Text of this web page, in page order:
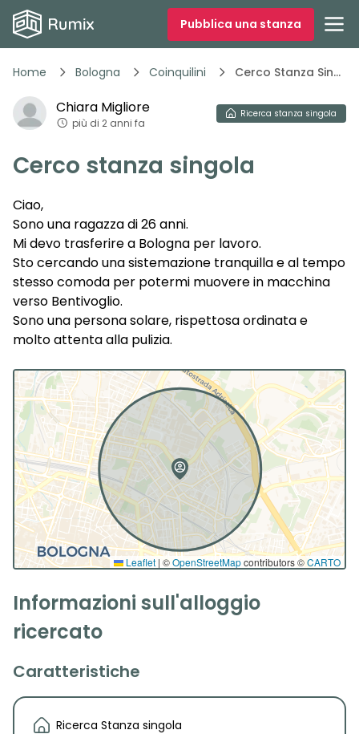
Pubblica una stanza
Home Bologna Coinquilini Cerco Stanza Singola 6mnq9
Chiara Migliore
più di 2 anni fa
Ricerca stanza singola
Cerco stanza singola
Ciao,
Sono una ragazza di 26 anni.
Mi devo trasferire a Bologna per lavoro.
Sto cercando una sistemazione tranquilla e al tempo
stesso comoda per potermi muovere in macchina
verso Bentivoglio.
Sono una persona solare, rispettosa ordinata e
molto attenta alla pulizia.
Leaflet | ©OpenStreetMapcontributors ©CARTO
Informazioni sull'alloggio
ricercato
Caratteristiche
Ricerca Stanza singola